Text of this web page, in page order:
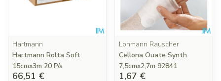
Hartmann
Hartmann Rolta Soft
15cmx3m 20 P/s
66,51 €
Lohmann Rauscher
Cellona Ouate Synth
7,5cmx2,7m 92841
1,67 €